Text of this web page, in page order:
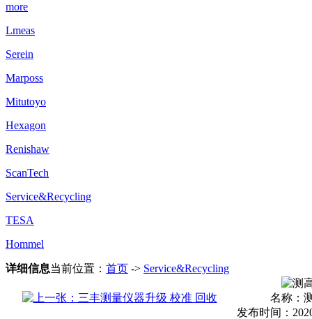
more
Lmeas
Serein
Marposs
Mitutoyo
Hexagon
Renishaw
ScanTech
Service&Recycling
TESA
Hommel
详细信息当前位置： 首页 -> Service&Recycling
名称：
发布时间：